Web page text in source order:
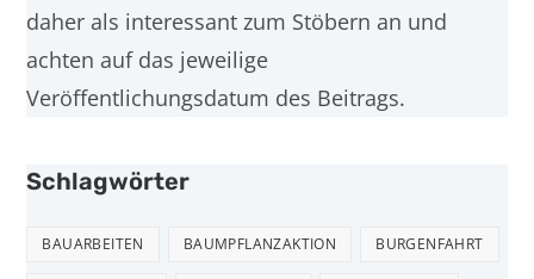
daher als interessant zum Stöbern an und
achten auf das jeweilige
Veröffentlichungsdatum des Beitrags.
Schlagwörter
BAUARBEITEN BAUMPFLANZAKTION BURGENFAHRT